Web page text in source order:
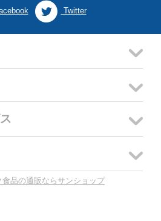
Twitter
品の通販ならサンショップ